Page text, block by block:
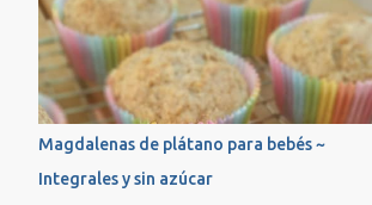
levadura Molino Real * -2 gotas de aroma
de vainilla Chefdelice * *Productos
disponibles en nuestra tienda online.
Encendemos el horno a 180º con calor
arriba y abajo. Pelamos las zanahorias y las
troceamos, las ponemos en el vaso de la
batidora junto la bebida vegetal, el aceite y
Magdalenas de plátano para bebés ~
Integrales y sin azúcar